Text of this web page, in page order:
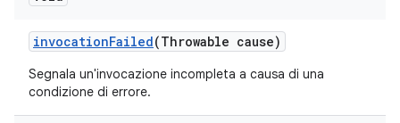
invocationFailed(Throwable cause)
Segnala un'invocazione incompleta a causa di una
condizione di errore.